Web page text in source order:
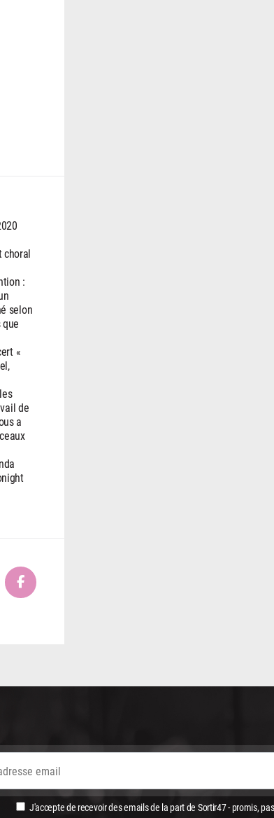
choral
:
selon
«
de
a
J'accepte de recevoir des emails de la part de Sortir47 - promis,